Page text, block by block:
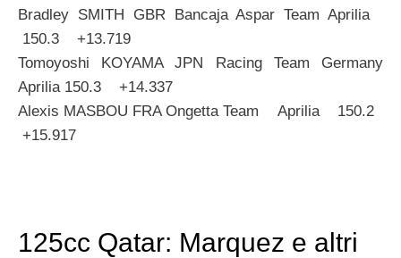
Bradley SMITH GBR Bancaja Aspar Team Aprilia
150.3 +13.719
Tomoyoshi KOYAMA JPN Racing Team Germany
Aprilia 150.3 +14.337
Alexis MASBOU FRA Ongetta Team Aprilia 150.2
+15.917
125cc Qatar: Marquez e altri